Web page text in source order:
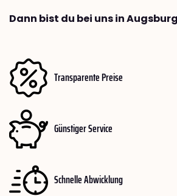
Dann bist du bei uns in
Transparente Preise
Günstiger Service
Schnelle Abwicklung